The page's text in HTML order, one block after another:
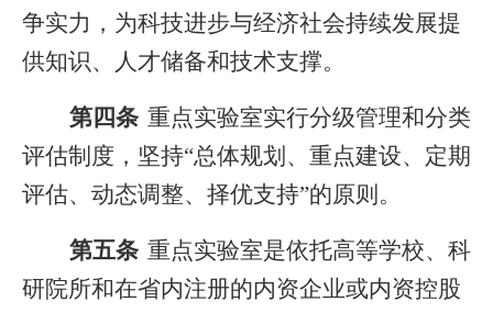
争实力，为科技进步与经济社会持续发展提
供知识、人才储备和技术支撑。
第四条 重点实验室实行分级管理和分类
评估制度，坚持“总体规划、重点建设、定期
评估、动态调整、择优支持”的原则。
第五条 重点实验室是依托高等学校、科
研院所和在省内注册的内资企业或内资控股